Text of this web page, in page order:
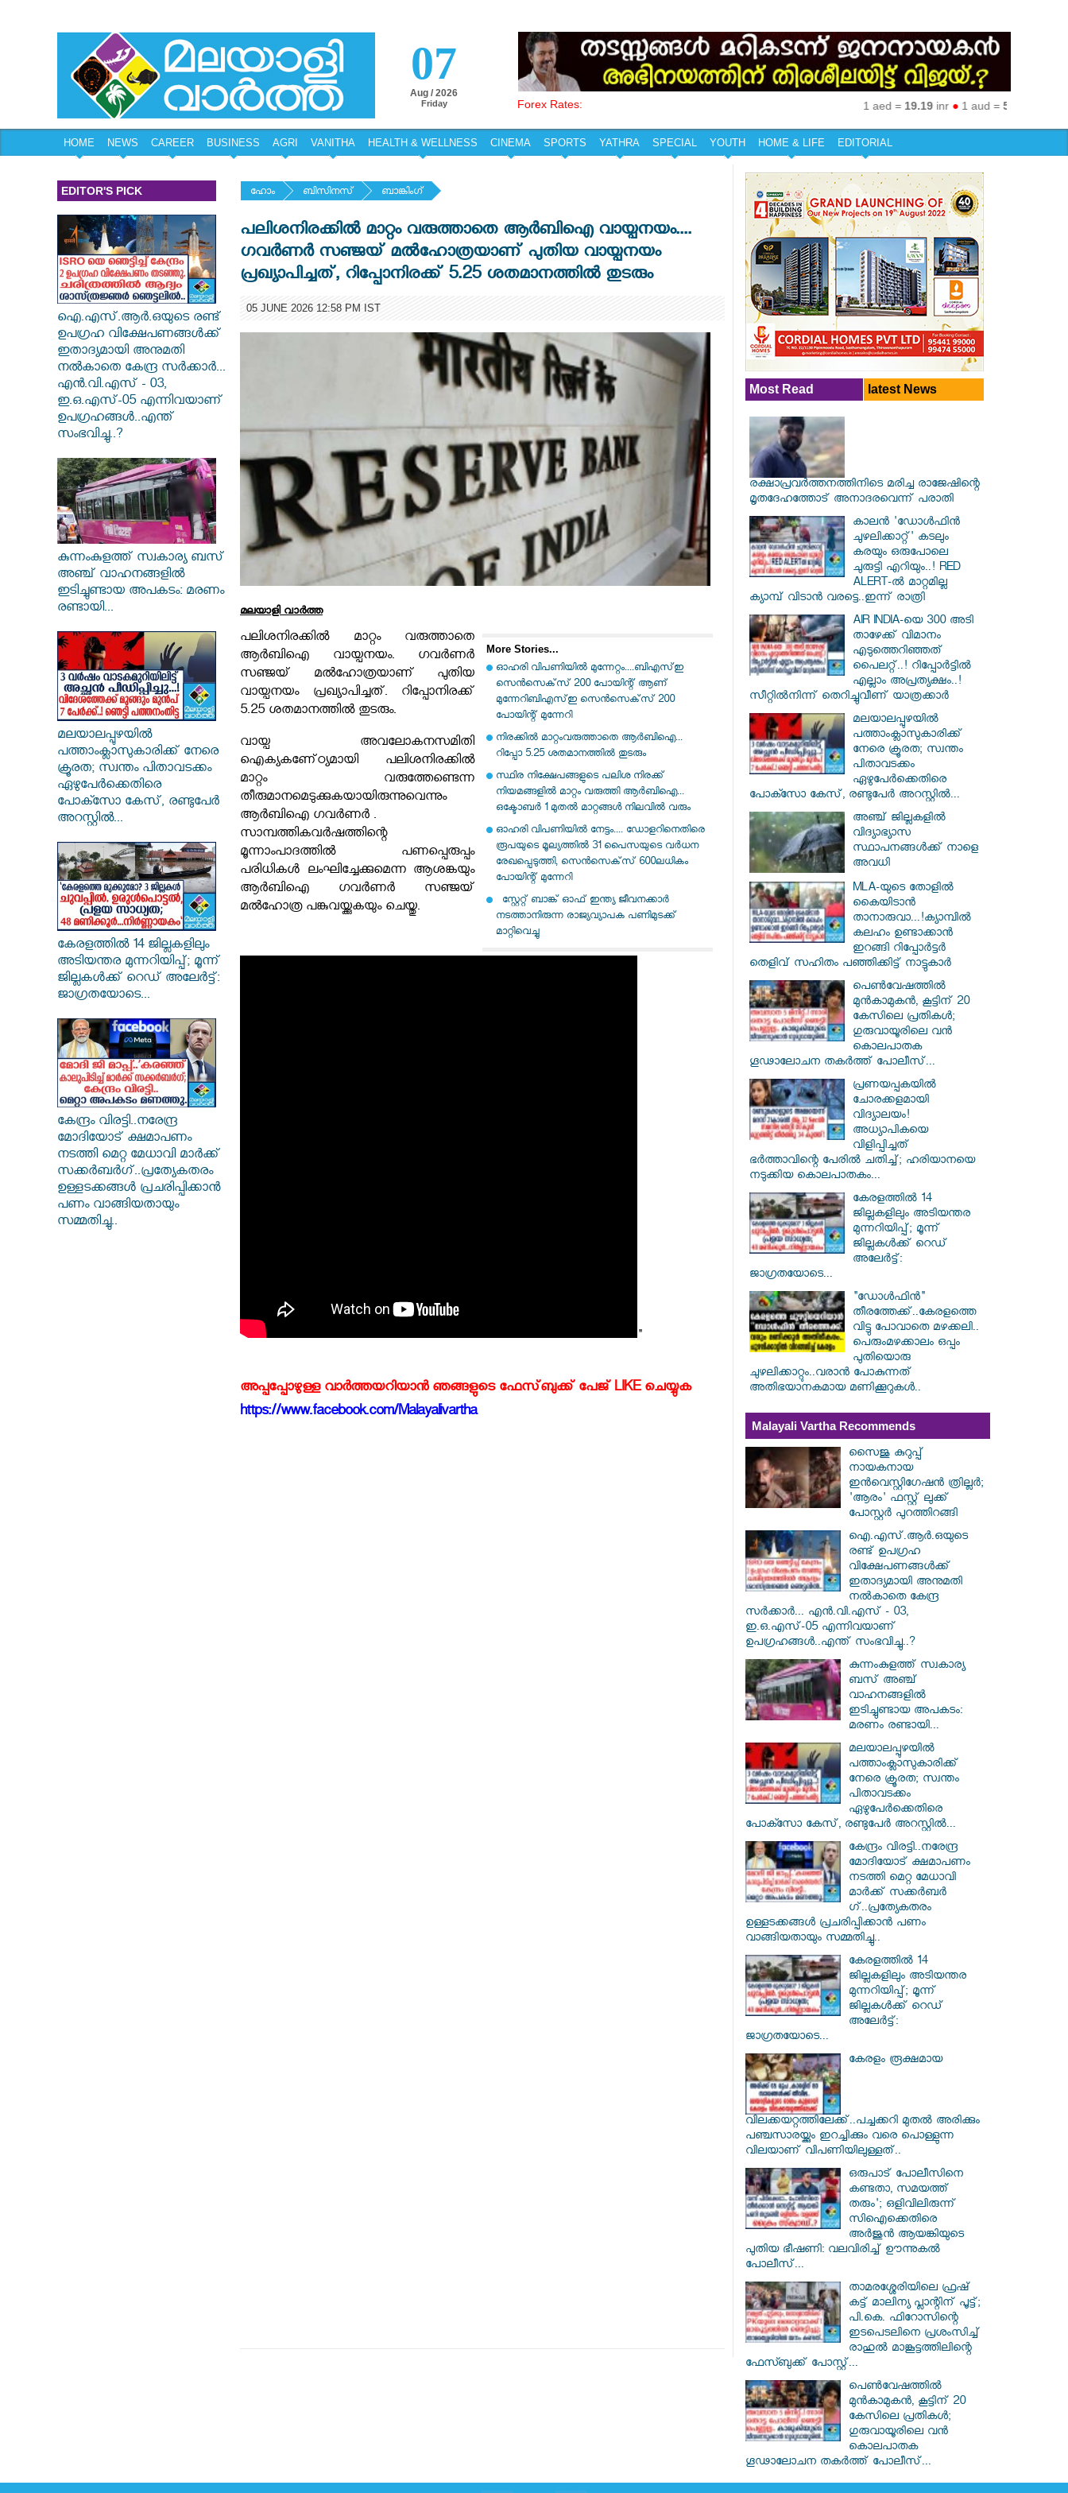
07
Aug / 2026
Friday Forex Rates: 1 aed =19.19inr● 1 aud =50.27
HOME NEWS CAREER BUSINESS AGRI VANITHA HEALTH & WELLNESS CINEMA SPORTS YATHRA SPECIAL YOUTH HOME & LIFE EDITORIAL
EDITOR'S PICK
ഐ.എസ്.ആർ.ഒയുടെ രണ്ട്
ഉപഗ്രഹ വിക്ഷേപണങ്ങൾക്ക്
ഇതാദ്യമായി അനുമതി
നൽകാതെ കേന്ദ്ര സർക്കാർ...
എൻ.വി.എസ് - 03,
ഇ.ഒ.എസ്-05 എന്നിവയാണ്
ഉപഗ്രഹങ്ങൾ..എന്ത്
സംഭവിച്ചു..?
കുന്നംകുളത്ത് സ്വകാര്യ ബസ്
അഞ്ച് വാഹനങ്ങളിൽ
ഇടിച്ചുണ്ടായ അപകടം: മരണം
രണ്ടായി...
മലയാലപ്പുഴയിൽ
പത്താംക്ലാസുകാരിക്ക് നേരെ
ക്രൂരത; സ്വന്തം പിതാവടക്കം
ഏഴുപേർക്കെതിരെ
പോക്സോ കേസ്, രണ്ടുപേർ
അറസ്റ്റിൽ...
കേരളത്തിൽ 14 ജില്ലകളിലും
അടിയന്തര മുന്നറിയിപ്പ്; മൂന്ന്
ജില്ലകൾക്ക് റെഡ് അലേർട്ട്:
ജാഗ്രതയോടെ...
കേന്ദ്രം വിരട്ടി..നരേന്ദ്ര
മോദിയോട് ക്ഷമാപണം
നടത്തി മെറ്റ മേധാവി മാർക്ക്
സക്കർബർ​ഗ്..പ്രത്യേകതരം
ഉള്ളടക്കങ്ങൾ പ്രചരിപ്പിക്കാൻ
പണം വാങ്ങിയതായും
സമ്മതിച്ചു..
ഹോം ബിസിനസ് ബാങ്കിംഗ്
പലിശനിരക്കിൽ മാറ്റം വരുത്താതെ ആർബിഐ വായ്പനയം....
ഗവർണർ സഞ്ജയ് മൽഹോത്രയാണ് പുതിയ വായ്പനയം
പ്രഖ്യാപിച്ചത്, റിപ്പോനിരക്ക് 5.25 ശതമാനത്തിൽ തുടരും
05 JUNE 2026 12:58 PM IST
മലയാളി വാര്‍ത്ത
More Stories...
ഓഹരി വിപണിയില്‍ മുന്നേറ്റം....ബിഎസ്ഇ
സെന്‍സെക്‌സ് 200 പോയിന്റ് ആണ്
മുന്നേറിബിഎസ്ഇ സെന്‍സെക്‌സ് 200
പോയിന്റ് മുന്നേറി
നിരക്കിൽ മാറ്റംവരുത്താതെ ആർബിഐ...
റിപ്പോ 5.25 ശതമാനത്തിൽ തുടരും‌
സ്ഥിര നിക്ഷേപങ്ങളുടെ പലിശ നിരക്ക്
നിയമങ്ങളില്‍ മാറ്റം വരുത്തി ആര്‍ബിഐ...
ഒക്ടോബര്‍ 1 മുതല്‍ മാറ്റങ്ങള്‍ നിലവില്‍ വരും
ഓഹരി വിപണിയിൽ നേട്ടം.... ഡോളറിനെതിരെ
രൂപയുടെ മൂല്യത്തില്‍ 31 പൈസയുടെ വര്‍ധന
രേഖപ്പെടുത്തി, സെന്‍സെക്‌സ് 600ലധികം
പോയിന്റ് മുന്നേറി
സ്റ്റേറ്റ് ബാങ്ക് ഓഫ് ഇന്ത്യ ജീവനക്കാർ
നടത്താനിരുന്ന രാജ്യവ്യാപക പണിമുടക്ക്
മാറ്റിവെച്ചു
പലിശനിരക്കിൽ മാറ്റം വരുത്താതെ
ആർബിഐ വായ്പനയം. ഗവർണർ
സഞ്ജയ് മൽഹോത്രയാണ് പുതിയ
വായ്പനയം പ്രഖ്യാപിച്ചത്. റിപ്പോനിരക്ക്
5.25 ശതമാനത്തിൽ തുടരും.
വായ്പ അവലോകനസമിതി
ഐക്യകണേ്ഠ്യമായി പലിശനിരക്കിൽ
മാറ്റം വരുത്തേണ്ടെന്ന
തീരുമാനമെടുക്കുകയായിരുന്നുവെന്നും
ആർബിഐ ഗവർണർ .
സാമ്പത്തികവർഷത്തിന്റെ
മൂന്നാംപാദത്തിൽ പണപ്പെരുപ്പം
പരിധികൾ ലംഘിച്ചേക്കുമെന്ന ആശങ്കയും
ആർബിഐ ഗവർണർ സഞ്ജയ്
മൽഹോത്ര പങ്കുവയ്ക്കുകയും ചെയ്തു.
"
അപ്പപ്പോഴുള്ള വാര്‍ത്തയറിയാന്‍ ഞങ്ങളുടെ ഫേസ്‌ബുക്ക്‌ പേജ് LIKE ചെയ്യുക
https://www.facebook.com/Malayalivartha
Most Read latest News
രക്ഷാപ്രവര്‍ത്തനത്തിനിടെ മരിച്ച രാജേഷിന്റെ
മൃതദേഹത്തോട് അനാദരവെന്ന് പരാതി
കാലൻ 'ഡോൾഫിൻ
ചുഴലിക്കാറ്റ്' കടലും
കരയും ഒരുപോലെ
ചുരുട്ടി എറിയും..! RED
ALERT-ൽ മാറ്റമില്ല
ക്യാമ്പ് വിടാൻ വരട്ടെ..ഇന്ന് രാത്രി
AIR INDIA-യെ 300 അടി
താഴേക്ക് വിമാനം
എടുത്തെറിഞ്ഞത്
പൈലറ്റ്..! റിപ്പോർട്ടിൽ
എല്ലാം അപ്രത്യക്ഷം..!
സീറ്റിൽനിന്ന് തെറിച്ചുവീണ് യാത്രക്കാർ
മലയാലപ്പുഴയിൽ
പത്താംക്ലാസുകാരിക്ക്
നേരെ ക്രൂരത; സ്വന്തം
പിതാവടക്കം
ഏഴുപേർക്കെതിരെ
പോക്സോ കേസ്, രണ്ടുപേർ അറസ്റ്റിൽ...
അഞ്ച് ജില്ലകളില്‍
വിദ്യാഭ്യാസ
സ്ഥാപനങ്ങള്‍ക്ക് നാളെ
അവധി
MLA-യുടെ തോളിൽ
കൈയിടാൻ
താനാരുവാ...!ക്യാമ്പിൽ
കലഹം ഉണ്ടാക്കാൻ
ഇറങ്ങി റിപ്പോർട്ടർ
തെളിവ് സഹിതം പഞ്ഞിക്കിട്ട് നാട്ടുകാർ
പെൺവേഷത്തിൽ
മുൻകാമുകൻ, കൂട്ടിന് 20
കേസിലെ പ്രതികൾ;
ഗുരുവായൂരിലെ വൻ
കൊലപാതക
ഗൂഢാലോചന തകർത്ത് പോലീസ്...
പ്രണയപ്പകയിൽ
ചോരക്കളമായി
വിദ്യാലയം!
അധ്യാപികയെ
വിളിപ്പിച്ചത്
ഭർത്താവിന്റെ പേരിൽ ചതിച്ച്; ഹരിയാനയെ
നടുക്കിയ കൊലപാതകം...
കേരളത്തിൽ 14
ജില്ലകളിലും അടിയന്തര
മുന്നറിയിപ്പ്; മൂന്ന്
ജില്ലകൾക്ക് റെഡ്
അലേർട്ട്:
ജാഗ്രതയോടെ...
"ഡോൾഫിൻ"
തീരത്തേക്ക്..കേരളത്തെ
വിട്ടു പോവാതെ മഴക്കലി..
പെരുംമഴക്കാലം ഒപ്പം
പുതിയൊരു
ചുഴലിക്കാറ്റും..വരാൻ പോകുന്നത്
അതിഭയാനകമായ മണിക്കൂറുകൾ..
Malayali Vartha Recommends
സൈജു കുറുപ്പ്
നായകനായ
ഇൻവെസ്റ്റിഗേഷൻ ത്രില്ലർ;
'ആരം' ഫസ്റ്റ് ലുക്ക്
പോസ്റ്റർ പുറത്തിറങ്ങി
ഐ.എസ്.ആർ.ഒയുടെ
രണ്ട് ഉപഗ്രഹ
വിക്ഷേപണങ്ങൾക്ക്
ഇതാദ്യമായി അനുമതി
നൽകാതെ കേന്ദ്ര
സർക്കാർ... എൻ.വി.എസ് - 03,
ഇ.ഒ.എസ്-05 എന്നിവയാണ്
ഉപഗ്രഹങ്ങൾ..എന്ത് സംഭവിച്ചു..?
കുന്നംകുളത്ത് സ്വകാര്യ
ബസ് അഞ്ച്
വാഹനങ്ങളിൽ
ഇടിച്ചുണ്ടായ അപകടം:
മരണം രണ്ടായി...
മലയാലപ്പുഴയിൽ
പത്താംക്ലാസുകാരിക്ക്
നേരെ ക്രൂരത; സ്വന്തം
പിതാവടക്കം
ഏഴുപേർക്കെതിരെ
പോക്സോ കേസ്, രണ്ടുപേർ അറസ്റ്റിൽ...
കേന്ദ്രം വിരട്ടി..നരേന്ദ്ര
മോദിയോട് ക്ഷമാപണം
നടത്തി മെറ്റ മേധാവി
മാർക്ക് സക്കർബർ​
ഗ്..പ്രത്യേകതരം
ഉള്ളടക്കങ്ങൾ പ്രചരിപ്പിക്കാൻ പണം
വാങ്ങിയതായും സമ്മതിച്ചു..
കേരളത്തിൽ 14
ജില്ലകളിലും അടിയന്തര
മുന്നറിയിപ്പ്; മൂന്ന്
ജില്ലകൾക്ക് റെഡ്
അലേർട്ട്:
ജാഗ്രതയോടെ...
കേരളം രൂക്ഷമായ
വിലക്കയറ്റത്തിലേക്ക്..പച്ചക്കറി മുതൽ അരിക്കും
പഞ്ചസാരയ്ക്കും ഇറച്ചിക്കും വരെ പൊള്ളുന്ന
വിലയാണ് വിപണിയിലുള്ളത്..
ഒരുപാട് പോലീസിനെ
കണ്ടതാ, സമയത്ത്
തരും'; ഒളിവിലിരുന്ന്
സിഐക്കെതിരെ
അർജുൻ ആയങ്കിയുടെ
പുതിയ ഭീഷണി: വലവിരിച്ച് ഊന്നുകൽ
പോലീസ്...
താമരശ്ശേരിയിലെ ഫ്രഷ്
കട്ട് മാലിന്യ പ്ലാന്റിന് പൂട്ട്;
പി.കെ. ഫിറോസിന്റെ
ഇടപെടലിനെ പ്രശംസിച്ച്
രാഹുൽ മാങ്കൂട്ടത്തിലിന്റെ
ഫേസ്ബുക്ക് പോസ്റ്റ്...
പെൺവേഷത്തിൽ
മുൻകാമുകൻ, കൂട്ടിന് 20
കേസിലെ പ്രതികൾ;
ഗുരുവായൂരിലെ വൻ
കൊലപാതക
ഗൂഢാലോചന തകർത്ത് പോലീസ്...